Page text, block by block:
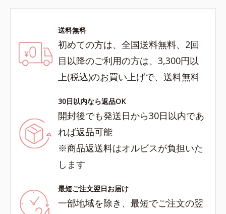
送料無料
初めての方は、全国送料無料、2回
目以降のご利用の方は、3,300円以
上(税込)のお買い上げで、送料無料
30日以内なら返品OK
開封後でも発送日から30日以内であ
れば返品可能
※商品返送料はオルビスが負担いた
します
最短ご注文翌日お届け
一部地域を除き、最短でご注文の翌